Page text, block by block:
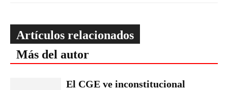
Artículos relacionados
Más del autor
El CGE ve inconstitucional